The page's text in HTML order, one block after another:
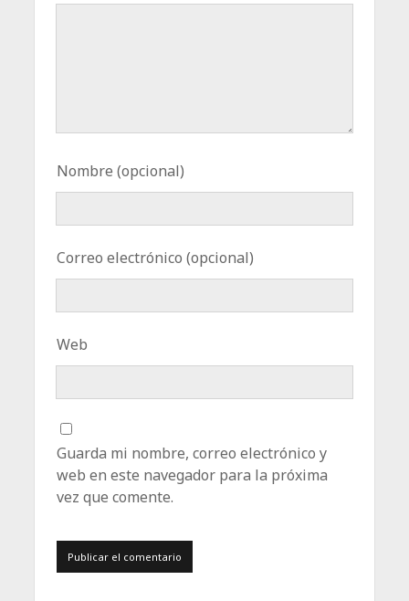
Nombre (opcional)
Correo electrónico (opcional)
Web
Guarda mi nombre, correo electrónico y
web en este navegador para la próxima
vez que comente.